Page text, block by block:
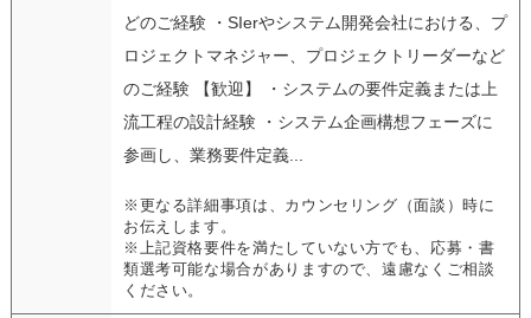
どのご経験 ・SIerやシステム開発会社における、プ
ロジェクトマネジャー、プロジェクトリーダーなど
のご経験 【歓迎】 ・システムの要件定義または上
流工程の設計経験 ・システム企画構想フェーズに
参画し、業務要件定義...
※更なる詳細事項は、カウンセリング（面談）時に
お伝えします。
※上記資格要件を満たしていない方でも、応募・書
類選考可能な場合がありますので、遠慮なくご相談
ください。